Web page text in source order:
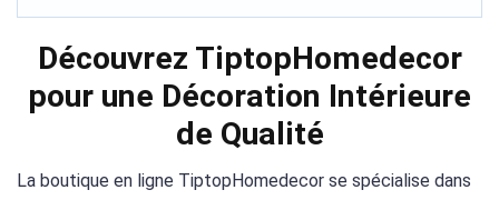
Découvrez TiptopHomedecor
pour une Décoration Intérieure
de Qualité
La boutique en ligne TiptopHomedecor se spécialise dans